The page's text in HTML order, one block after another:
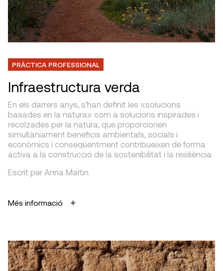
PRÀCTICA PROFESSIONAL
Infraestructura verda
En els darrers anys, s’han definit les «solucions
basades en la natura» com a solucions inspirades i
recolzades per la natura, que proporcionen
simultàniament beneficis ambientals, socials i
econòmics i conseqüentment contribueixen de forma
activa a la construcció de la sostenibilitat i la resiliència.
Escrit per Anna Martin
Més informació